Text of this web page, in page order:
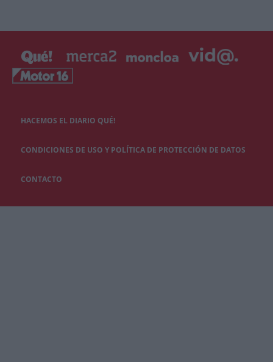
HACEMOS EL DIARIO QUÉ!
CONDICIONES DE USO Y POLÍTICA DE PROTECCIÓN DE DATOS
CONTACTO